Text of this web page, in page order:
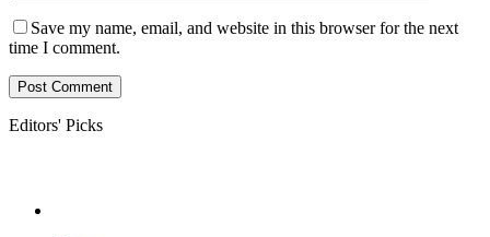
Save my name, email, and website in this browser for the next
time I comment.
Editors' Picks